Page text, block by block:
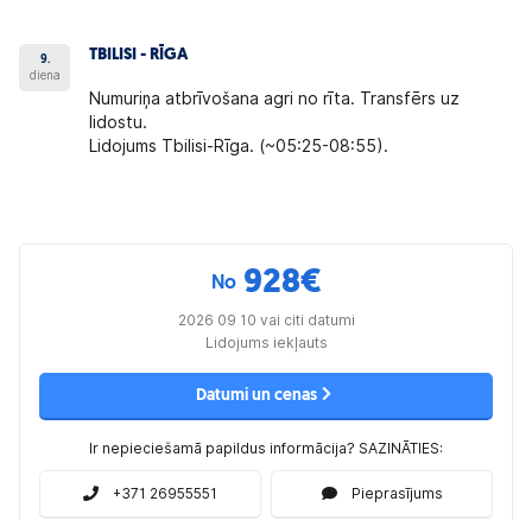
9.
diena
TBILISI - RĪGA
Numuriņa atbrīvošana agri no rīta. Transfērs uz
lidostu.
Lidojums Tbilisi-Rīga. (~05:25-08:55).
No 928€
2026 09 10 vai citi datumi
Lidojums iekļauts
Datumi un cenas
Ir nepieciešamā papildus informācija? SAZINĀTIES:
+371 26955551 Pieprasījums